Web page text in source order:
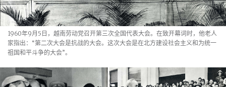
1960年9月5日，越南劳动党召开第三次全国代表大会。在致开幕词时，他老人
家指出：“第二次大会是抗战的大会。这次大会是在北方建设社会主义和为统一
祖国和平斗争的大会”。